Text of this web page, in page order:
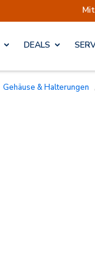
DEALS
Gehäuse & Halterungen